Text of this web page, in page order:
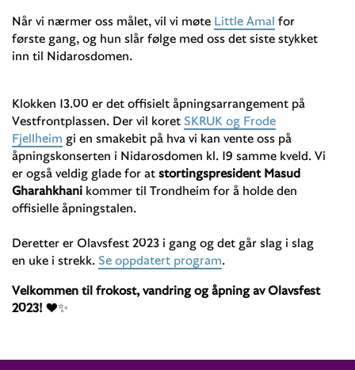
Når vi nærmer oss målet, vil vi møte Little Amal for
første gang, og hun slår følge med oss det siste stykket
inn til Nidarosdomen.
Klokken 13.00 er det offisielt åpningsarrangement på
Vestfrontplassen. Der vil koret SKRUK og Frode
Fjellheim gi en smakebit på hva vi kan vente oss på
åpningskonserten i Nidarosdomen kl. 19 samme kveld. Vi
er også veldig glade for at stortingspresident Masud
Gharahkhani kommer til Trondheim for å holde den
offisielle åpningstalen.
Deretter er Olavsfest 2023 i gang og det går slag i slag
en uke i strekk. Se oppdatert program.
Velkommen til frokost, vandring og åpning av Olavsfest
2023! ❤✨